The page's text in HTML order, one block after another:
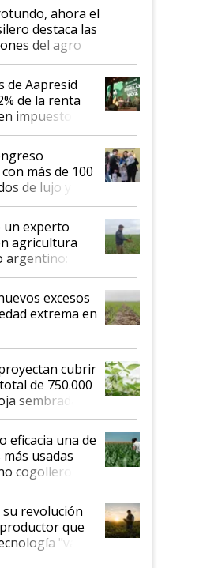
ahora el
destaca las
del agro
invertir: "Los veo
de Aapresid
de la renta
impuestos:
en
discutiendo
de hace 50
más de 100
de lujo y
un experto
agricultura
argentino:
excesos
extrema en
cubrir
de 750.000
sembradas
de
un
en genética y
eficacia una de
usadas
cogollero? El
clave
su revolución
que
"va a